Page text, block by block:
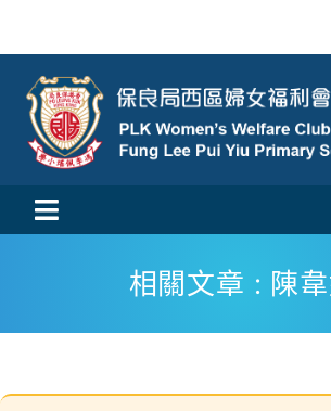
content
Toggle
Navigation相關文章 : 陳